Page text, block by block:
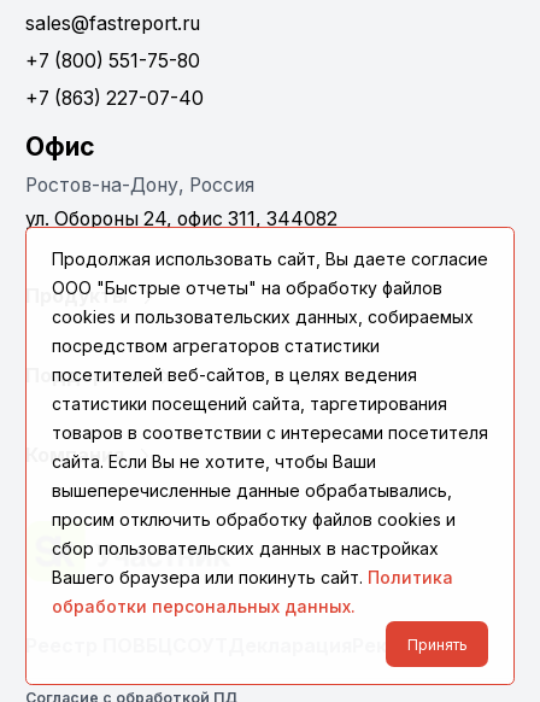
sales@fastreport.ru
+7 (800) 551-75-80
+7 (863) 227-07-40
Офис
Ростов-на-Дону, Россия
ул. Обороны 24, офис 311, 344082
Продукты
Поддержка
Компания
Реквизиты
Согласие с обработкой ПД
Продолжая использовать сайт, Вы даете согласие
ООО "Быстрые отчеты" на обработку файлов
cookies и пользовательских данных, собираемых
посредством агрегаторов статистики
посетителей веб-сайтов, в целях ведения
статистики посещений сайта, таргетирования
товаров в соответствии с интересами посетителя
сайта. Если Вы не хотите, чтобы Ваши
вышеперечисленные данные обрабатывались,
просим отключить обработку файлов cookies и
сбор пользовательских данных в настройках
Вашего браузера или покинуть сайт. Политика
обработки персональных данных.
Принять